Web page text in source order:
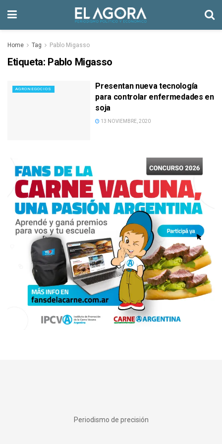
Home Tag Pablo Migasso
Etiqueta: Pablo Migasso
AGRONEGOCIOS
Presentan nueva tecnología
para controlar enfermedades en
soja
13 NOVIEMBRE, 2020
Periodismo de precisión